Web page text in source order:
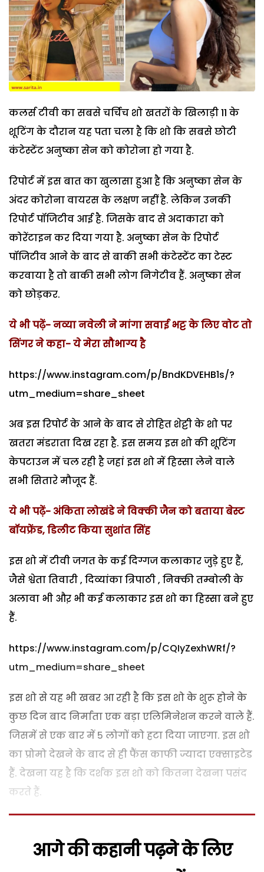
कलर्स टीवी का सबसे चर्चिच शो खतरों के खिलाड़ी 11 के
शूटिंग के दौरान यह पता चला है कि शो कि सबसे छोटी
कंटेस्टेंट अनुष्का सेन को कोरोना हो गया है.
रिपोर्ट में इस बात का खुलासा हुआ है कि अनुष्का सेन के
अंदर कोरोना वायरस के लक्षण नहीं है. लेकिन उनकी
रिपोर्ट पॉजिटीव आई है. जिसके बाद से अदाकारा को
कोरेंटाइन कर दिया गया है. अनुष्का सेन के रिपोर्ट
पॉजिटीव आने के बाद से बाकी सभी कंटेस्टेंट का टेस्ट
करवाया है तो बाकी सभी लोग निगेटीव हैं. अनुष्का सेन
को छोड़कर.
ये भी पढ़ें- नव्या नवेली ने मांगा सवाई भट्ट के लिए वोट तो
सिंगर ने कहा- ये मेरा सौभाग्य है
https://www.instagram.com/p/BndKDVEHB1s/?
utm_medium=share_sheet
अब इस रिपोर्ट के आने के बाद से रोहित शेट्टी के शो पर
खतरा मंडराता दिख रहा है. इस समय इस शो की शूटिंग
केपटाउन में चल रही है जहां इस शो में हिस्सा लेने वाले
सभी सितारे मौजूद हैं.
ये भी पढ़ें- अंकिता लोखंडे ने विक्की जैन को बताया बेस्ट
बॉयफ्रेंड, डिलीट किया सुशांत सिंह
इस शो में टीवी जगत के कई दिग्गज कलाकार जुड़े हुए हैं,
जैसे श्वेता तिवारी , दिव्यांका त्रिपाठी , निक्की तम्बोली के
अलावा भी औऱ भी कई कलाकार इस शो का हिस्सा बने हुए
हैं.
https://www.instagram.com/p/CQIyZexhWRf/?
utm_medium=share_sheet
इस शो से यह भी खबर आ रही है कि इस शो के शुरू होने के
कुछ दिन बाद निर्माता एक बड़ा एलिमिनेशन करने वाले हैं.
जिसमें से एक बार में 5 लोगों को हटा दिया जाएगा. इस शो
का प्रोमो देखने के बाद से ही फैंस काफी ज्यादा एक्साइटेड
हैं. देखना यह है कि दर्शक इस शो को कितना देखना पसंद
करते हैं.
आगे की कहानी पढ़ने के लिए